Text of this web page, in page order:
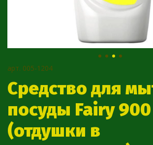
арт. 005-1204
Средство для
посуды Fairy
(отдушки в